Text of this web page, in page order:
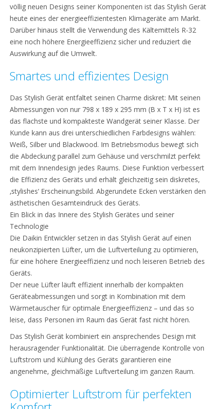
völlig neuen Designs seiner Komponenten ist das Stylish Gerät
heute eines der energieeffizientesten Klimageräte am Markt.
Darüber hinaus stellt die Verwendung des Kältemittels R-32
eine noch höhere Energieeffizienz sicher und reduziert die
Auswirkung auf die Umwelt.
Smartes und effizientes Design
Das Stylish Gerät entfaltet seinen Charme diskret: Mit seinen
Abmessungen von nur 798 x 189 x 295 mm (B x T x H) ist es
das flachste und kompakteste Wandgerät seiner Klasse. Der
Kunde kann aus drei unterschiedlichen Farbdesigns wählen:
Weiß, Silber und Blackwood. Im Betriebsmodus bewegt sich
die Abdeckung parallel zum Gehäuse und verschmilzt perfekt
mit dem Innendesign jedes Raums. Diese Funktion verbessert
die Effizienz des Geräts und erhält gleichzeitig sein diskretes,
‚stylishes‘ Erscheinungsbild. Abgerundete Ecken verstärken den
ästhetischen Gesamteindruck des Geräts.
Ein Blick in das Innere des Stylish Gerätes und seiner
Technologie
Die Daikin Entwickler setzen in das Stylish Gerät auf einen
neukonzipierten Lüfter, um die Luftverteilung zu optimieren,
für eine höhere Energieeffizienz und noch leiseren Betrieb des
Geräts.
Der neue Lüfter läuft effizient innerhalb der kompakten
Geräteabmessungen und sorgt in Kombination mit dem
Wärmetauscher für optimale Energieeffizienz – und das so
leise, dass Personen im Raum das Gerät fast nicht hören.
Das Stylish Gerät kombiniert ein ansprechendes Design mit
herausragender Funktionalität. Die überragende Kontrolle von
Luftstrom und Kühlung des Geräts garantieren eine
angenehme, gleichmäßige Luftverteilung im ganzen Raum.
Optimierter Luftstrom für perfekten